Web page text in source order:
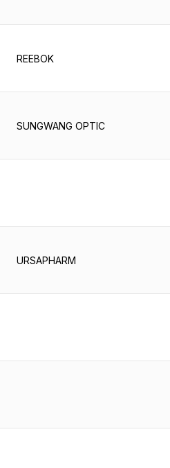
REEBOK
SUNGWANG OPTIC
URSAPHARM